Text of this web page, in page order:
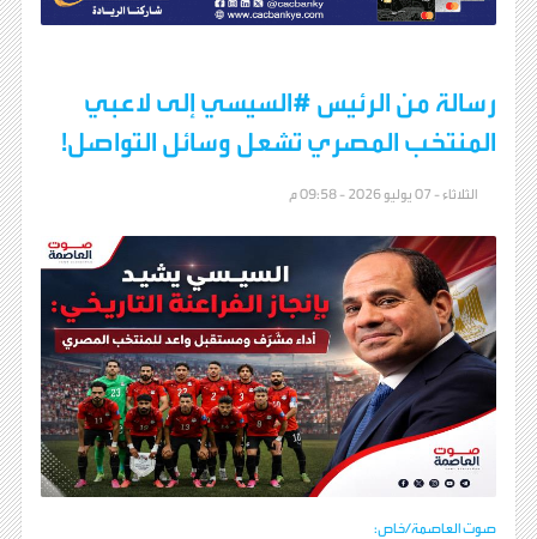
رسالة من الرئيس #السيسي إلى لاعبي
المنتخب المصري تشعل وسائل التواصل!
الثلاثاء - 07 يوليو 2026 - 09:58 م
صوت العاصمة/خاص: